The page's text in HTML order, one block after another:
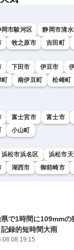
岡市駿河区 静岡市清
牧之原市 吉田町
下田市 伊豆市
町 南伊豆町 松崎町
富士宮市 富士市
小山町
浜松市浜名区 浜松市
湖西市 御前崎市
県で1時間に109mm
録的短時間大雨
19:15